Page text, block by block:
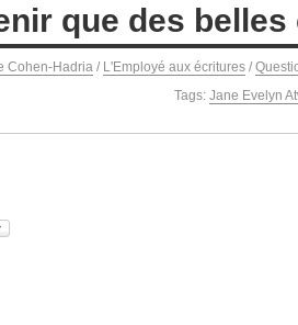
que des
Cohen-Hadria / L'Employé aux écritures /
Tags: Jane Evelyn